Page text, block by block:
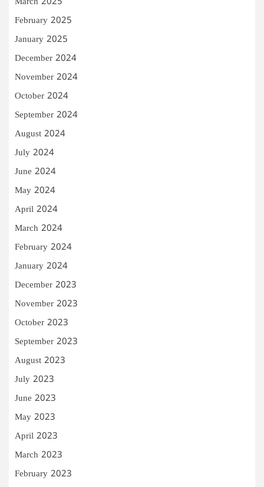
February 2025
January 2025
December 2024
November 2024
October 2024
September 2024
August 2024
July 2024
June 2024
May 2024
April 2024
March 2024
February 2024
January 2024
December 2023
November 2023
October 2023
September 2023
August 2023
July 2023
June 2023
May 2023
April 2023
March 2023
February 2023